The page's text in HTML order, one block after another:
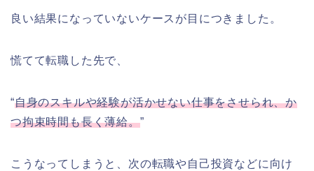
良い結果になっていないケースが目につきました。
慌てて転職した先で、
“自身のスキルや経験が活かせない仕事をさせられ、か
つ拘束時間も長く薄給。”
こうなってしまうと、次の転職や自己投資などに向け